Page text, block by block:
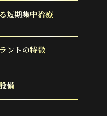
短期集中治療
ントの特徴
備